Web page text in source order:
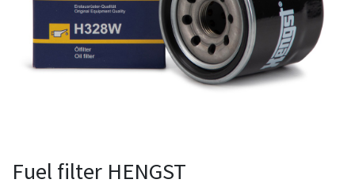
Fuel filter HENGST